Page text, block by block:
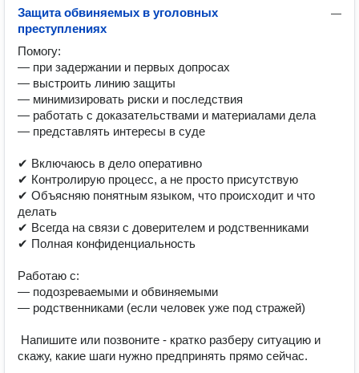
—
Защита обвиняемых в уголовных
преступлениях
Помогу:
— при задержании и первых допросах
— выстроить линию защиты
— минимизировать риски и последствия
— работать с доказательствами и материалами дела
— представлять интересы в суде
✔ Включаюсь в дело оперативно
✔ Контролирую процесс, а не просто присутствую
✔ Объясняю понятным языком, что происходит и что
делать
✔ Всегда на связи с доверителем и родственниками
✔ Полная конфиденциальность
Работаю с:
— подозреваемыми и обвиняемыми
— родственниками (если человек уже под стражей)
скажу, какие шаги нужно предпринять прямо сейчас.